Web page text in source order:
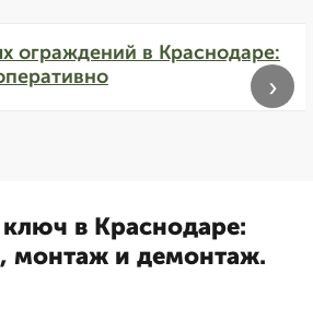
ограждений в Краснодаре:
›
в Краснодаре:
монтаж и демонтаж.